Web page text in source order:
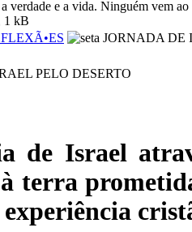
JORNADA DE
PELO DESERTO
de Israel
terra
experiência